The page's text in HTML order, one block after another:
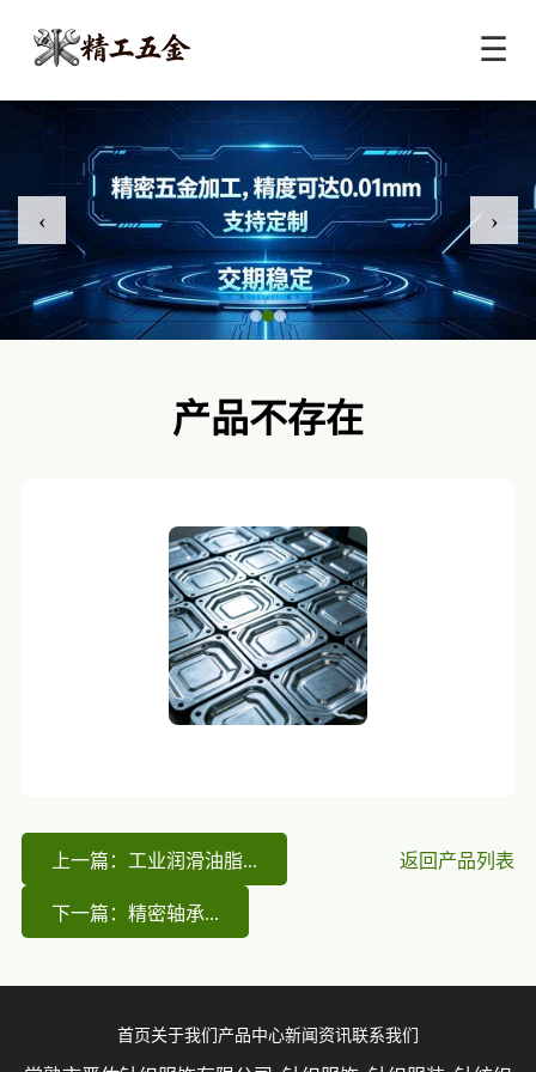
☰
‹ ›
产品不存在
上一篇：工业润滑油脂... 返回产品列表
下一篇：精密轴承...
首页 关于我们 产品中心新闻资讯联系我们